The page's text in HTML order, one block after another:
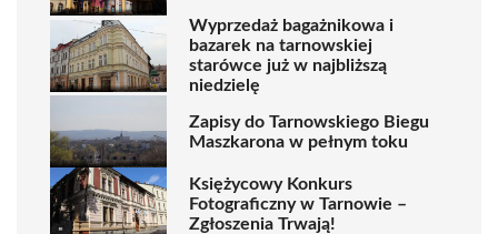
Wyprzedaż bagażnikowa i
bazarek na tarnowskiej
starówce już w najbliższą
niedzielę
Zapisy do Tarnowskiego Biegu
Maszkarona w pełnym toku
Księżycowy Konkurs
Fotograficzny w Tarnowie –
Zgłoszenia Trwają!